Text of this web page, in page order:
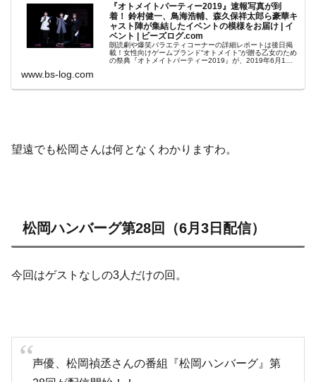
『オトメイトパーティー2019』速報写真が到
着！ 鈴村健一、鳥海浩輔、森久保祥太郎ら豪華キ
ャスト陣が集結したイベントの模様をお届け | イ
ベント | ビーズログ.com
朗読劇や爆笑バラエティコーナーの詳細レポートは後日掲
載！女性向けゲームブランド“オトメイト”が贈る乙女のため
の祭典『オトメイトパーティー2019』が、2019年6月1
www.bs-log.com
望遠でも松岡さんは何となくわかりますわ。
松岡ハンバーグ第28回（6月3日配信）
今回はゲストなしの3人だけの回。
声優、松岡禎丞さんの番組『松岡ハンバーグ』第